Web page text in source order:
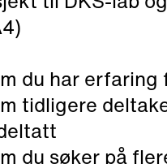
du har
tidligere
du søker på